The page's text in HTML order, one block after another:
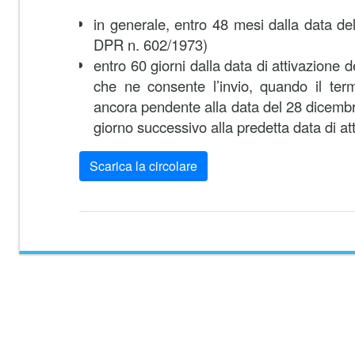
in generale, entro 48 mesi dalla data
DPR n. 602/1973)
entro 60 giorni dalla data di attivazione
che ne consente l’invio, quando il
ancora pendente alla data del 28
giorno successivo alla predetta data di
Scarica la circolare